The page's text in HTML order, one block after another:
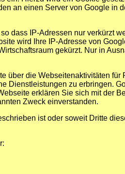
an einen Server von Google in
dass IP-Adressen nur verkürzt
wird Ihre IP-Adresse von
gekürzt. Nur in
über die Webseitenaktivitäten für
Dienstleistungen zu erbringen.
erklären Sie sich mit der
Zweck einverstanden.
ist oder soweit Dritte